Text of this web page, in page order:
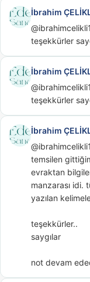
İbrahim
teşekkürler
İbrahim
teşekkürler
İbrahim
temsilen
evraktan
manzarası idi.
yazılan
teşekkürler..
saygılar
not devam